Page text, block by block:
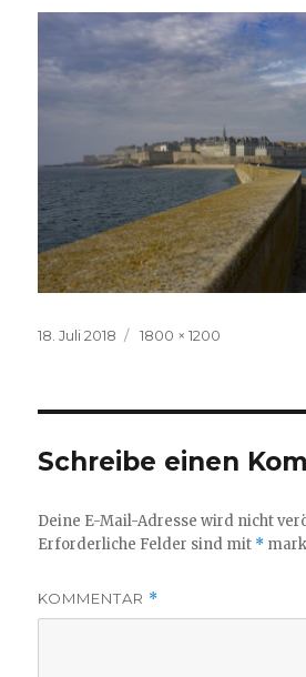
Veröffentlicht
18. Juli 2018
Volle
1800 × 1200
Schreibe einen
Deine E-Mail-Adresse wird nicht
Erforderliche Felder sind mit *
KOMMENTAR *